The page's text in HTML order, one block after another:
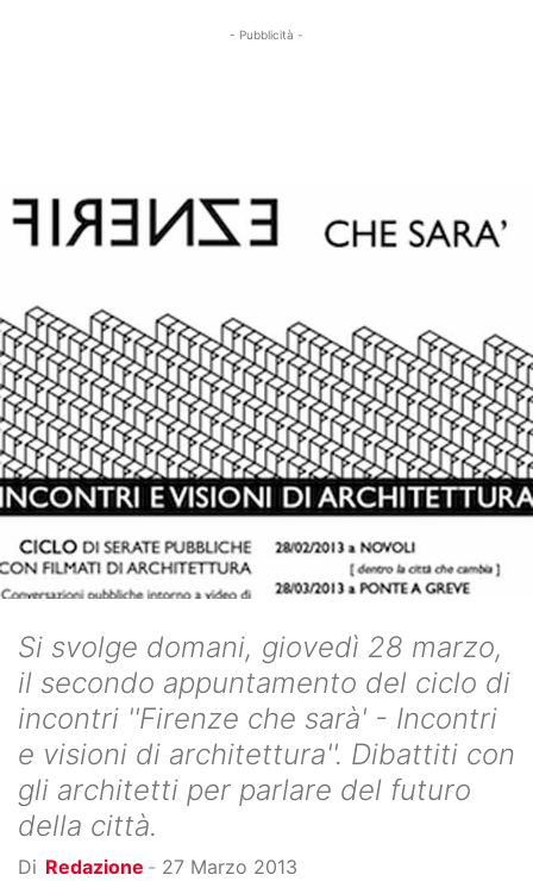
- Pubblicità -
Si svolge domani, giovedì 28 marzo,
il secondo appuntamento del ciclo di
incontri ''Firenze che sarà' - Incontri
e visioni di architettura''. Dibattiti con
gli architetti per parlare del futuro
della città.
Di Redazione - 27 Marzo 2013